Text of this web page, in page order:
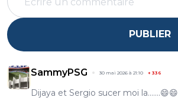
PUBLIER
SammyPSG 30 mai 2026 à 21:10 + 336
Dijaya et Sergio sucer moi la.......😄😄